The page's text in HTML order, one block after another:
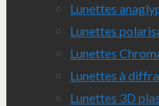
Lunettes
Lunettes
Lunettes
Lunettes à
Lunettes 3D